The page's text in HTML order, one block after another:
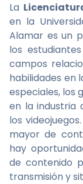
La
en la
Alamar es un
los
campos
habilidades en
especiales, los
en la industria
los
mayor de
hay
de contenido
transmisión y